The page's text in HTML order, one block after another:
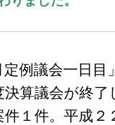
定例議会一日
決算議会が終
１件。平成２